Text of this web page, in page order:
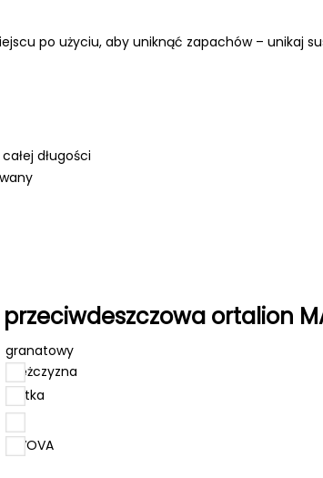
po użyciu, aby uniknąć zapachów – unikaj
długości
ortalion
granatowy
mężczyzna
kurtka
GIVOVA